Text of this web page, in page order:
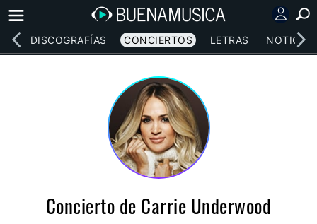
DISCOGRAFÍAS CONCIERTOS LETRAS NOTICIAS
Concierto de Carrie Underwood